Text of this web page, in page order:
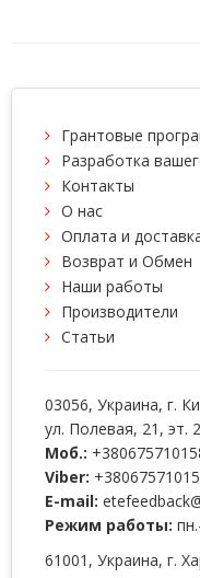
Грантовые
Разработка
Контакты
О нас
Оплата и
Возврат и Обмен
Наши работы
Производители
Статьи
03056, Украина, г.
ул. Полевая, 21, эт.
Моб.:
Viber:
E-mail:
Режим работы:
61001 , Украина, г.